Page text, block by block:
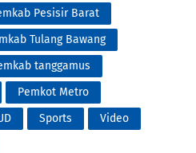
Pesisir Barat
Tulang Bawang
tanggamus
Pemkot Metro
Sports
Video